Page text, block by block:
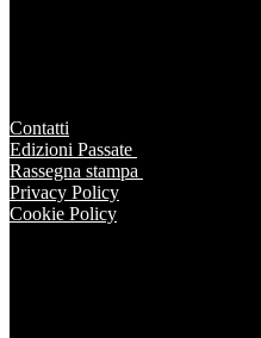
Contatti
Edizioni Passate
Rassegna stampa
Privacy Policy
Cookie Policy